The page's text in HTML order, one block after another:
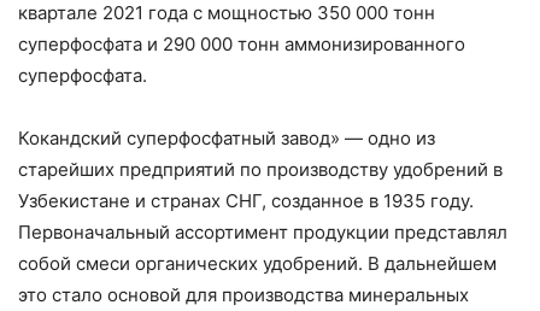
квартале 2021 года с мощностью 350 000 тонн
суперфосфата и 290 000 тонн аммонизированного
суперфосфата.
Кокандский суперфосфатный завод» — одно из
старейших предприятий по производству удобрений в
Узбекистане и странах СНГ, созданное в 1935 году.
Первоначальный ассортимент продукции представлял
собой смеси органических удобрений. В дальнейшем
это стало основой для производства минеральных